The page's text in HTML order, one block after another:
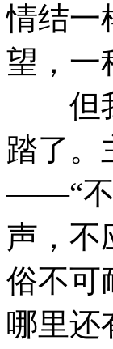
情结一
望，一
但我
踏了。
——“不
声，不
俗不可
哪里还